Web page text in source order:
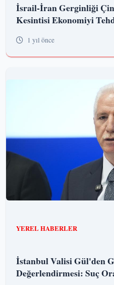
İsrail-İran Gerginliği
Kesintisi Ekonomiyi
1 yıl önce
YEREL HABERLER
İstanbul Valisi Gül'den
Değerlendirmesi: Suç